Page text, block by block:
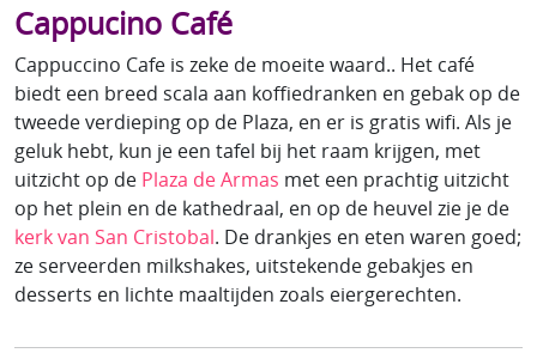
Cappucino Café
Cappuccino Cafe is zeke de moeite waard.. Het café
biedt een breed scala aan koffiedranken en gebak op de
tweede verdieping op de Plaza, en er is gratis wifi. Als je
geluk hebt, kun je een tafel bij het raam krijgen, met
uitzicht op de Plaza de Armas met een prachtig uitzicht
op het plein en de kathedraal, en op de heuvel zie je de
kerk van San Cristobal. De drankjes en eten waren goed;
ze serveerden milkshakes, uitstekende gebakjes en
desserts en lichte maaltijden zoals eiergerechten.